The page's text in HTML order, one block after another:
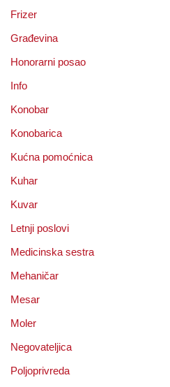
Frizer
Građevina
Honorarni posao
Info
Konobar
Konobarica
Kućna pomoćnica
Kuhar
Kuvar
Letnji poslovi
Medicinska sestra
Mehaničar
Mesar
Moler
Negovateljica
Poljoprivreda